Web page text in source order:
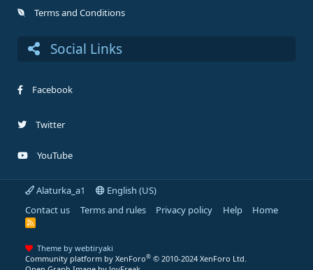
Terms and Conditions
Social Links
Facebook
Twitter
YouTube
Alaturka_a1
English (US)
Contact us
Terms and rules Privacy policy Help Home
R
Theme by webtiryaki
Community platform by XenForo® © 2010-2024 XenForo Ltd.